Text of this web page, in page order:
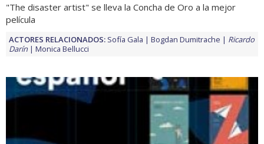
"The disaster artist" se lleva la Concha de Oro a la mejor
película
ACTORES RELACIONADOS: Sofía Gala Bogdan Dumitrache
Ricardo
Darín
Monica Bellucci